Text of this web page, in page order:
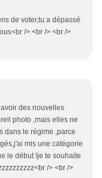
de voter,tu a dépassé
/> <br /> <br />
des nouvelles
photo ,mais elles ne
dans le régime ,parce
mis une catégorie
le début !je te souhaite
/> <br />